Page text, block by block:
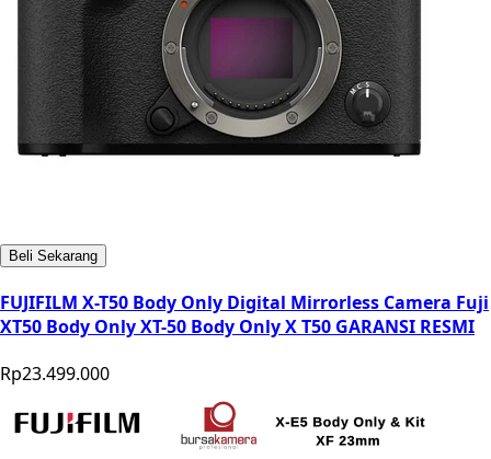
Beli Sekarang
FUJIFILM X-T50 Body Only Digital Mirrorless Camera Fuji
XT50 Body Only XT-50 Body Only X T50 GARANSI RESMI
Rp23.499.000